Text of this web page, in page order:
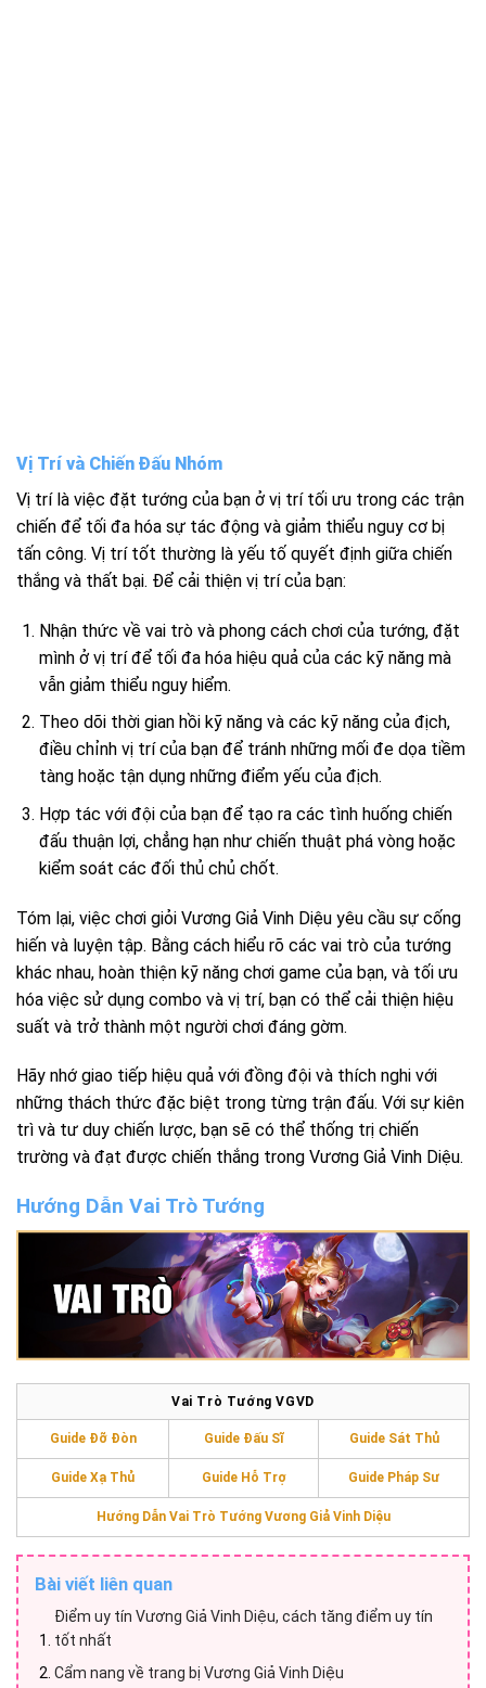
Vị Trí và Chiến Đấu Nhóm
Vị trí là việc đặt tướng của bạn ở vị trí tối ưu trong các trận
chiến để tối đa hóa sự tác động và giảm thiểu nguy cơ bị
tấn công. Vị trí tốt thường là yếu tố quyết định giữa chiến
thắng và thất bại. Để cải thiện vị trí của bạn:
Nhận thức về vai trò và phong cách chơi của tướng, đặt
mình ở vị trí để tối đa hóa hiệu quả của các kỹ năng mà
vẫn giảm thiểu nguy hiểm.
Theo dõi thời gian hồi kỹ năng và các kỹ năng của địch,
điều chỉnh vị trí của bạn để tránh những mối đe dọa tiềm
tàng hoặc tận dụng những điểm yếu của địch.
Hợp tác với đội của bạn để tạo ra các tình huống chiến
đấu thuận lợi, chẳng hạn như chiến thuật phá vòng hoặc
kiểm soát các đối thủ chủ chốt.
Tóm lại, việc chơi giỏi Vương Giả Vinh Diệu yêu cầu sự cống
hiến và luyện tập. Bằng cách hiểu rõ các vai trò của tướng
khác nhau, hoàn thiện kỹ năng chơi game của bạn, và tối ưu
hóa việc sử dụng combo và vị trí, bạn có thể cải thiện hiệu
suất và trở thành một người chơi đáng gờm.
Hãy nhớ giao tiếp hiệu quả với đồng đội và thích nghi với
những thách thức đặc biệt trong từng trận đấu. Với sự kiên
trì và tư duy chiến lược, bạn sẽ có thể thống trị chiến
trường và đạt được chiến thắng trong Vương Giả Vinh Diệu.
Hướng Dẫn Vai Trò Tướng
Vai Trò Tướng VGVD
Guide Đỡ Đòn Guide Đấu Sĩ Guide Sát Thủ
Guide Xạ Thủ Guide Hỗ Trợ Guide Pháp Sư
Hướng Dẫn Vai Trò Tướng Vương Giả Vinh Diệu
Bài viết liên quan
Điểm uy tín Vương Giả Vinh Diệu, cách tăng điểm uy tín
tốt nhất
Cẩm nang về trang bị Vương Giả Vinh Diệu